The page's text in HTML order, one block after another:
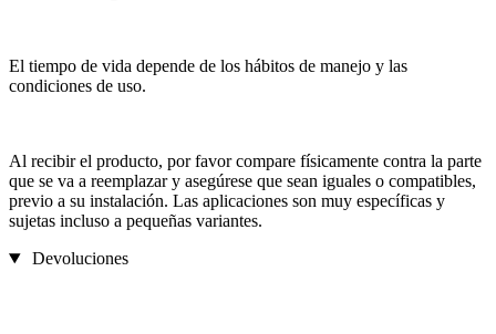
El tiempo de vida depende de los hábitos de manejo y las
condiciones de uso.
Al recibir el producto, por favor compare físicamente contra la parte
que se va a reemplazar y asegúrese que sean iguales o compatibles,
previo a su instalación. Las aplicaciones son muy específicas y
sujetas incluso a pequeñas variantes.
Devoluciones